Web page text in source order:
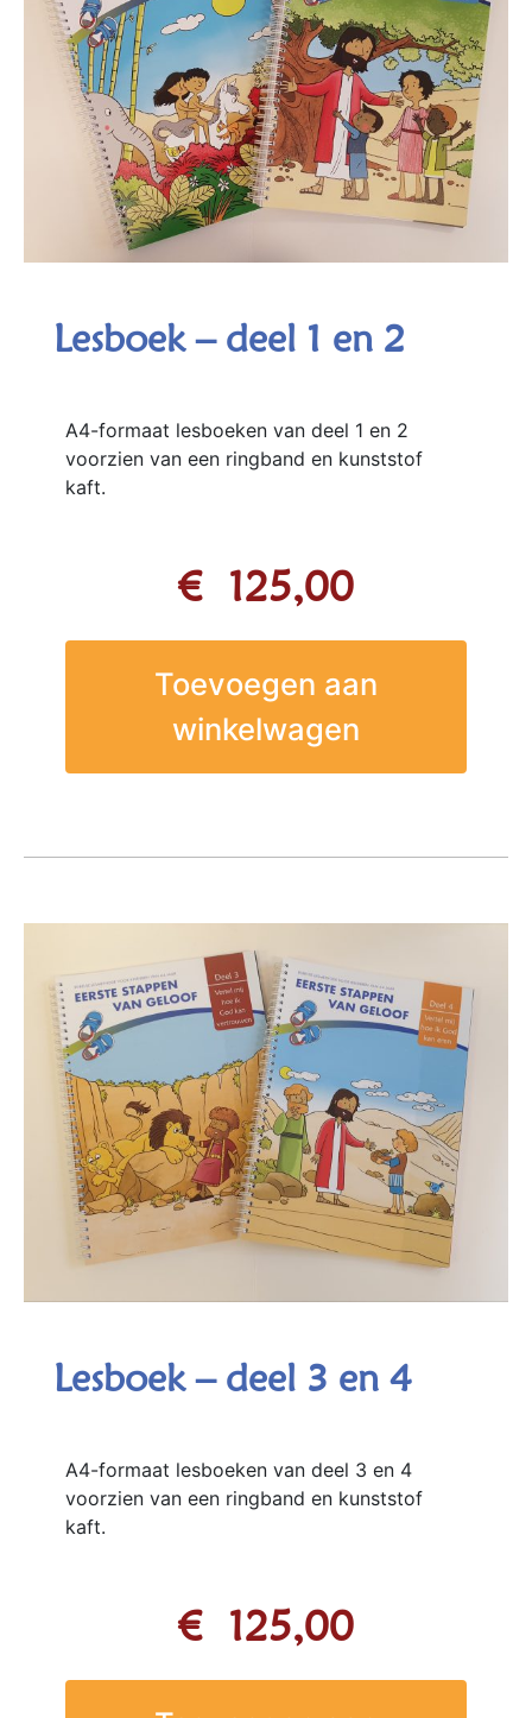
Lesboek – deel 1 en 2
A4-formaat lesboeken van deel 1 en 2
voorzien van een ringband en kunststof
kaft.
€ 125,00
Toevoegen aan
winkelwagen
Lesboek – deel 3 en 4
A4-formaat lesboeken van deel 3 en 4
voorzien van een ringband en kunststof
kaft.
€ 125,00